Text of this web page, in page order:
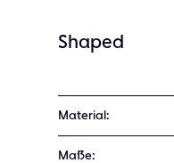
Shaped
Material:
Maße: